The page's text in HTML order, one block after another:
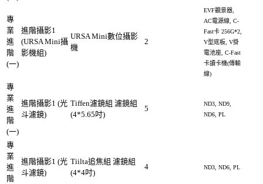
專
業
進
階
(一)
進階攝影1
(URSA Mini攝
影機組)
URSA Mini數位攝影
機
2
EVF觀景器,
AC電源線, C-
Fast卡 256G*2,
V型底板, V掛
電池座, C-Fast
卡讀卡機(傳輸
線)
專
業
進
階
(一)
進階攝影1 (光
斗濾鏡)
Tiffen濾鏡組 濾鏡組
(4*5.65吋)
5
ND3, ND9,
ND6, PL
專
業
進
階
進階攝影1 (光
斗濾鏡)
Tiilta追焦組 濾鏡組
(4*4吋)
4 ND3, ND6, PL